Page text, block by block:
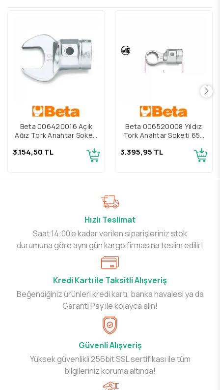
Beta 006420016 Açık
Ağız Tork Anahtar Soketi
3.154,50 TL
Beta 006520008 Yıldız
Tork Anahtar Soketi 652
3.395,95 TL
Hızlı Teslimat
Saat 14:00’e kadar verilen siparişleriniz stok
durumuna göre aynı gün kargo firmasına teslim edilir!
Kredi Kartı ile Taksitli Alışveriş
Beğendiğiniz ürünleri kredi kartı, banka havalesi ya da
Garanti Pay ile kolayca alın!
Güvenli Alışveriş
Yüksek güvenlikli 256bit SSL sertifikası ile tüm
bilgileriniz koruma altında!